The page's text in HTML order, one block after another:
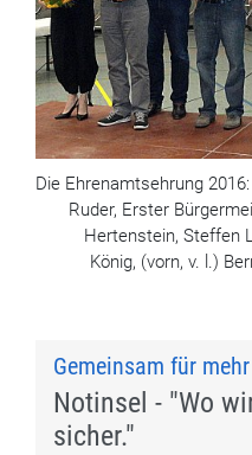
Die Ehrenamtsehrung
Ruder, Erster
Hertenstein, Steffen
König, (vorn, v. l.)
Gemeinsam für
Notinsel - "Wo
sicher."